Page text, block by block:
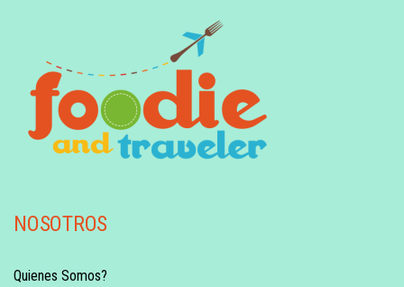
NOSOTROS
Quienes Somos?